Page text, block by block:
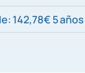
T
E
142,78€5 años